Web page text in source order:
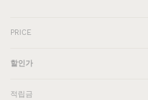
PRICE
할인가
적립금